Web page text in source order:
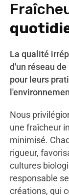
La qualité
d'un réseau
pour leurs
Nous
une fraîcheur
minimisé.
rigueur,
cultures
responsable
créations, qui